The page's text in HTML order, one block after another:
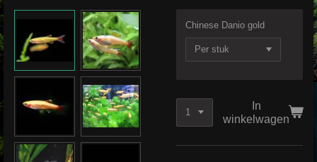
Chinese Danio gold
In
winkelwagen